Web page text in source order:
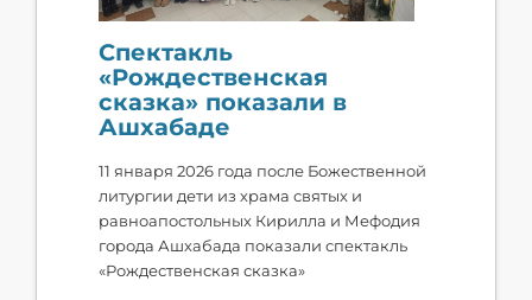
Спектакль
«Рождественская
сказка» показали в
Ашхабаде
11 января 2026 года после Божественной
литургии дети из храма святых и
равноапостольных Кирилла и Мефодия
города Ашхабада показали спектакль
«Рождественская сказка»